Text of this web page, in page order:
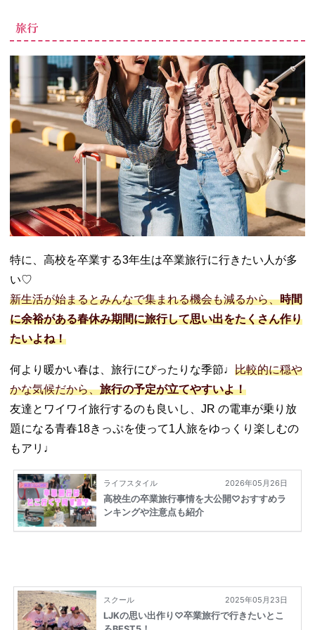
旅行
特に、高校を卒業する3年生は卒業旅行に行きたい人が多
い♡
新生活が始まるとみんなで集まれる機会も減るから、時間
に余裕がある春休み期間に旅行して思い出をたくさん作り
たいよね！
何より暖かい春は、旅行にぴったりな季節♩ 比較的に穏や
かな気候だから、旅行の予定が立てやすいよ！
友達とワイワイ旅行するのも良いし、JR の電車が乗り放
題になる青春18きっぷを使って1人旅をゆっくり楽しむの
もアリ♩